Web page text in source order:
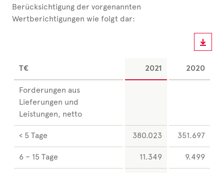
Berücksichtigung der vorgenannten
Wertberichtigungen wie folgt dar:
T€ 2021 2020
Forderungen aus
Lieferungen und
Leistungen, netto
< 5 Tage 380.023 351.697
6 – 15 Tage 11.349 9.499